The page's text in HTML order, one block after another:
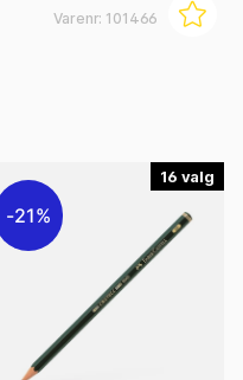
Varenr: 101466
16
21%